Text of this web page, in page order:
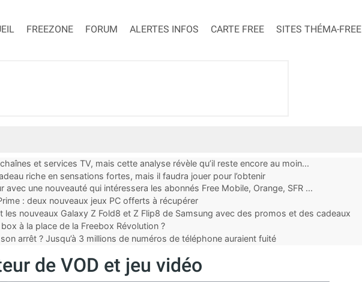
FREEZONE FORUM ALERTES INFOS CARTE FREE SITES THÉMA-FREE
et services TV, mais cette analyse révèle qu’il reste encore au moin...
riche en sensations fortes, mais il faudra jouer pour l’obtenir
avec une nouveauté qui intéressera les abonnés Free Mobile, Orange, SFR ...
: deux nouveaux jeux PC offerts à récupérer
les nouveaux Galaxy Z Fold8 et Z Flip8 de Samsung avec des promos et des cadeaux
à la place de la Freebox Révolution ?
arrêt ? Jusqu’à 3 millions de numéros de téléphone auraient fuité
de VOD et jeu vidéo